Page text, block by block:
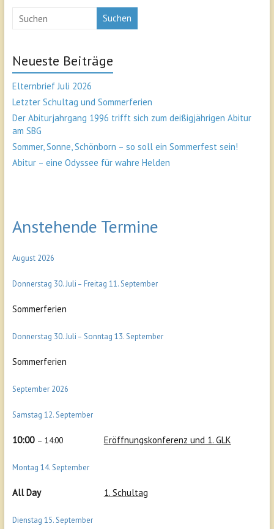
Suchen
Neueste Beiträge
Elternbrief Juli 2026
Letzter Schultag und Sommerferien
Der Abiturjahrgang 1996 trifft sich zum deißigjährigen Abitur
am SBG
Sommer, Sonne, Schönborn – so soll ein Sommerfest sein!
Abitur – eine Odyssee für wahre Helden
Anstehende Termine
August 2026
Donnerstag 30.Juli – Freitag 11.September
Sommerferien
Donnerstag 30.Juli – Sonntag 13.September
Sommerferien
September 2026
Samstag 12.September
10:00 – 14:00 Eröffnungskonferenz und 1. GLK
Montag 14.September
All Day 1. Schultag
Dienstag 15.September